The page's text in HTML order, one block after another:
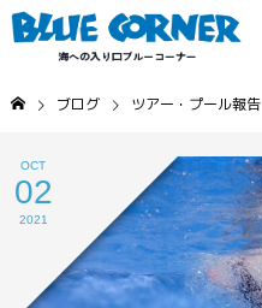
ブログ ツアー・プール報告
OCT
02
2021